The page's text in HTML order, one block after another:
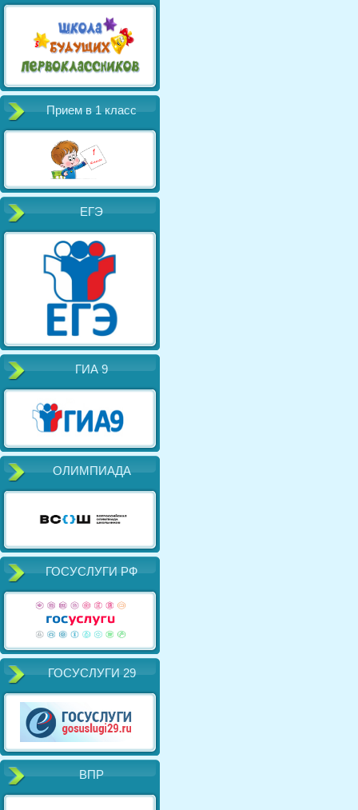
Прием в 1 класс
ЕГЭ
ГИА 9
ОЛИМПИАДА
ГОСУСЛУГИ РФ
ГОСУСЛУГИ 29
ВПР